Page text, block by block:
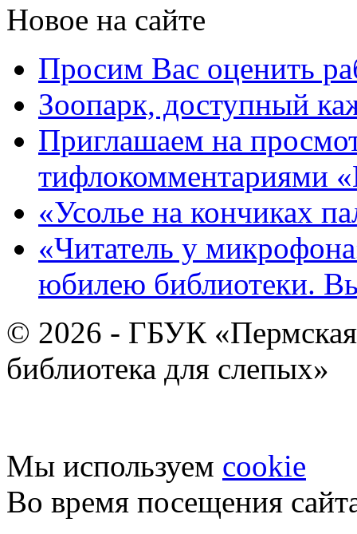
Новое на сайте
Просим Вас оценить
Зоопарк, доступный
Приглашаем на
тифлокомментариями
«Усолье на кончиках
«Читатель у
юбилею библиотеки.
© 2026 - ГБУК «Пермская
библиотека для слепых»
Мы используем cookie
Во время посещения